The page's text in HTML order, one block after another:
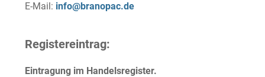
E-Mail: info@branopac.de
Registereintrag:
Eintragung im Handelsregister.